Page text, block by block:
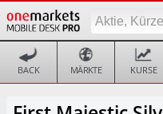
BACK MÄRKTE KURSE